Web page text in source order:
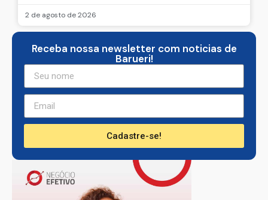
2 de agosto de 2026
Receba nossa newsletter com noticias de
Barueri!
Cadastre-se!